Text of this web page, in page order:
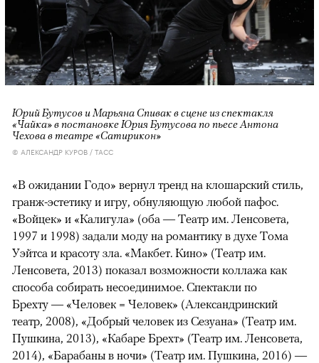
Юрий Бутусов и Марьяна Спивак в сцене из спектакля
«Чайка» в постановке Юрия Бутусова по пьесе Антона
Чехова в театре «Сатирикон»
© АЛЕКСАНДР КУРОВ / ТАСС
«В ожидании Годо» вернул тренд на клошарский стиль,
гранж-эстетику и игру, обнуляющую любой пафос.
«Войцек» и «Калигула» (оба — Театр им. Ленсовета,
1997 и 1998) задали моду на романтику в духе Тома
Уэйтса и красоту зла. «Макбет. Кино» (Театр им.
Ленсовета, 2013) показал возможности коллажа как
способа собирать несоединимое. Спектакли по
Брехту — «Человек = Человек» (Александринский
театр, 2008), «Добрый человек из Сезуана» (Театр им.
Пушкина, 2013), «Кабаре Брехт» (Театр им. Ленсовета,
2014), «Барабаны в ночи» (Театр им. Пушкина, 2016) —